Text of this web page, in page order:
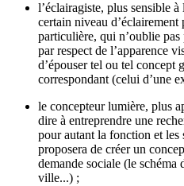
l’éclairagiste, plus sensible
certain niveau
particulière, qui n’oublie
par respect de l’apparence
d’épouser tel ou tel concept
correspondant (celui d’une
le concepteur lumière, plus
dire à entreprendre une
pour autant la fonction et les
proposera de créer un
demande sociale (le schéma
ville...) ;